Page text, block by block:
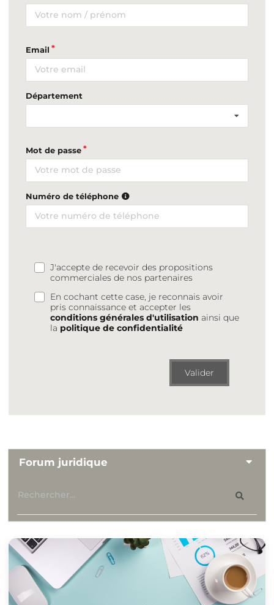
Email
Département
Mot de passe
Numéro de téléphone
J'accepte de recevoir des propositions
commerciales de nos partenaires
En cochant cette case, je reconnais avoir
pris connaissance et accepter les
conditions générales d'utilisation ainsi que
la politique de confidentialité
Valider
Forum juridique